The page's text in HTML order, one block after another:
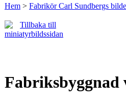
Hem > Fabrikör Carl Sundbergs
Fabriksbyggnad